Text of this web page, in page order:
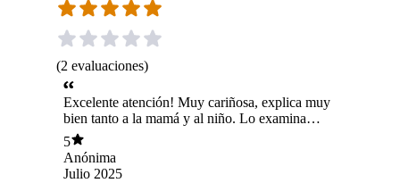
(2 evaluaciones)
Excelente atención! Muy cariñosa, explica muy
bien tanto a la mamá y al niño. Lo examina
completo!
5
Anónima
Julio 2025